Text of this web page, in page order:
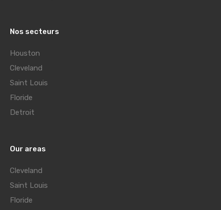
Nos secteurs
Houston
Cleveland
Saint Louis
Floride
Detroit
Our areas
Cleveland
Saint Louis
Floride